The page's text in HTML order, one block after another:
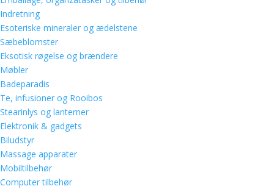
Indretning
Esoteriske mineraler og ædelstene
Sæbeblomster
Eksotisk røgelse og brændere
Møbler
Badeparadis
Te, infusioner og Rooibos
Stearinlys og lanterner
Elektronik & gadgets
Biludstyr
Massage apparater
Mobiltilbehør
Computer tilbehør